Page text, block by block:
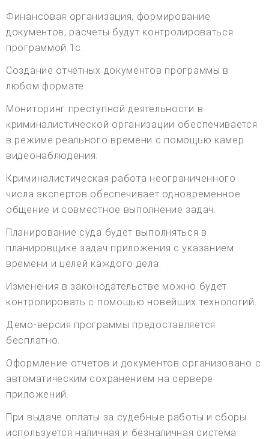
Финансовая организация, формирование
документов, расчеты будут контролироваться
программой 1с.
Создание отчетных документов программы в
любом формате.
Мониторинг преступной деятельности в
криминалистической организации обеспечивается
в режиме реального времени с помощью камер
видеонаблюдения.
Криминалистическая работа неограниченного
числа экспертов обеспечивает одновременное
общение и совместное выполнение задач.
Планирование суда будет выполняться в
планировщике задач приложения с указанием
времени и целей каждого дела.
Изменения в законодательстве можно будет
контролировать с помощью новейших технологий.
Демо-версия программы предоставляется
бесплатно.
Оформление отчетов и документов организовано с
автоматическим сохранением на сервере
приложений.
При выдаче оплаты за судебные работы и сборы
используется наличная и безналичная система